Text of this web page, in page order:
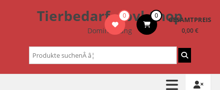
Tierbedarf – bvl-Shop
Dominik Lang
0 0 GESAMTPREIS
0,00 €
Suchen
nach: